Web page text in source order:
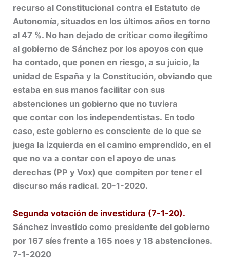
recurso al Constitucional contra el Estatuto de
Autonomía, situados en los últimos años en torno
al 47 %. No han dejado de criticar como ilegítimo
al gobierno de Sánchez por los apoyos con que
ha contado, que ponen en riesgo, a su juicio, la
unidad de España y la Constitución, obviando que
estaba en sus manos facilitar con sus
abstenciones un gobierno que no tuviera
que contar con los independentistas. En todo
caso, este gobierno es consciente de lo que se
juega la izquierda en el camino emprendido, en el
que no va a contar con el apoyo de unas
derechas (PP y Vox) que compiten por tener el
discurso más radical. 20-1-2020.
Segunda votación de investidura (7-1-20).
Sánchez investido como presidente del gobierno
por 167 síes frente a 165 noes y 18 abstenciones.
7-1-2020